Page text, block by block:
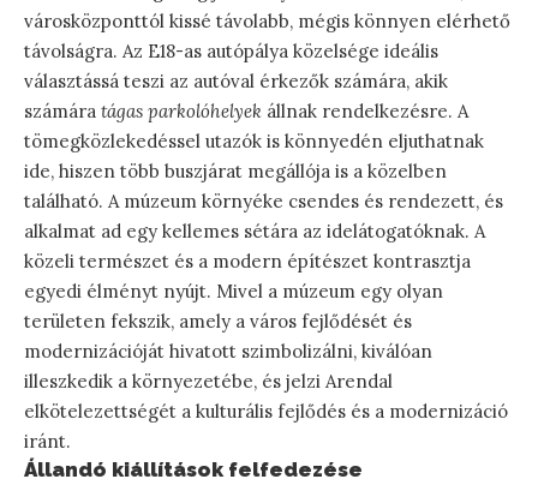
városközponttól kissé távolabb, mégis könnyen elérhető
távolságra. Az E18-as autópálya közelsége ideális
választássá teszi az autóval érkezők számára, akik
számára tágas parkolóhelyek állnak rendelkezésre. A
tömegközlekedéssel utazók is könnyedén eljuthatnak
ide, hiszen több buszjárat megállója is a közelben
található. A múzeum környéke csendes és rendezett, és
alkalmat ad egy kellemes sétára az idelátogatóknak. A
közeli természet és a modern építészet kontrasztja
egyedi élményt nyújt. Mivel a múzeum egy olyan
területen fekszik, amely a város fejlődését és
modernizációját hivatott szimbolizálni, kiválóan
illeszkedik a környezetébe, és jelzi Arendal
elkötelezettségét a kulturális fejlődés és a modernizáció
iránt.
Állandó kiállítások felfedezése